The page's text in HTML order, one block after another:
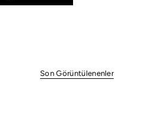
Son Görüntülenenler